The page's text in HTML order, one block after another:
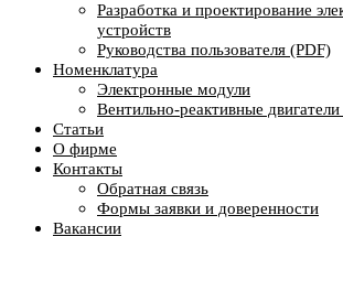
Разработка и проектирование
устройств
Руководства пользователя (PDF)
Номенклатура
Электронные модули
Вентильно-реактивные
Статьи
О фирме
Контакты
Обратная связь
Формы заявки и доверенности
Вакансии